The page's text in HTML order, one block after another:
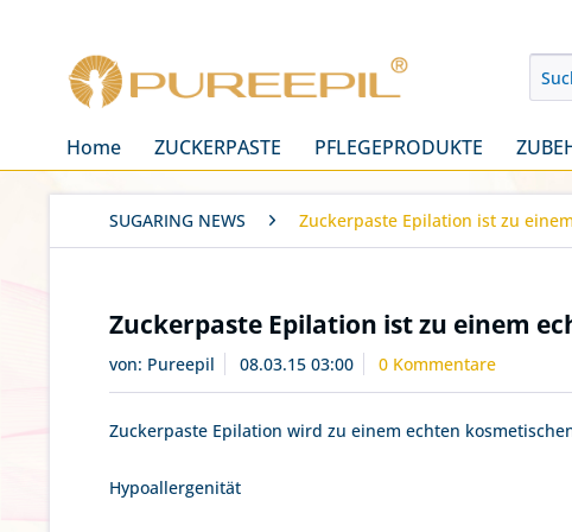
Home ZUCKERPASTE PFLEGEPRODUKTE
SUGARING NEWS Zuckerpaste Epilation ist zu
Zuckerpaste Epilation ist zu einem
von: Pureepil 08.03.15 03:00 0 Kommentare
Zuckerpaste Epilation wird zu einem echten
Hypoallergenität